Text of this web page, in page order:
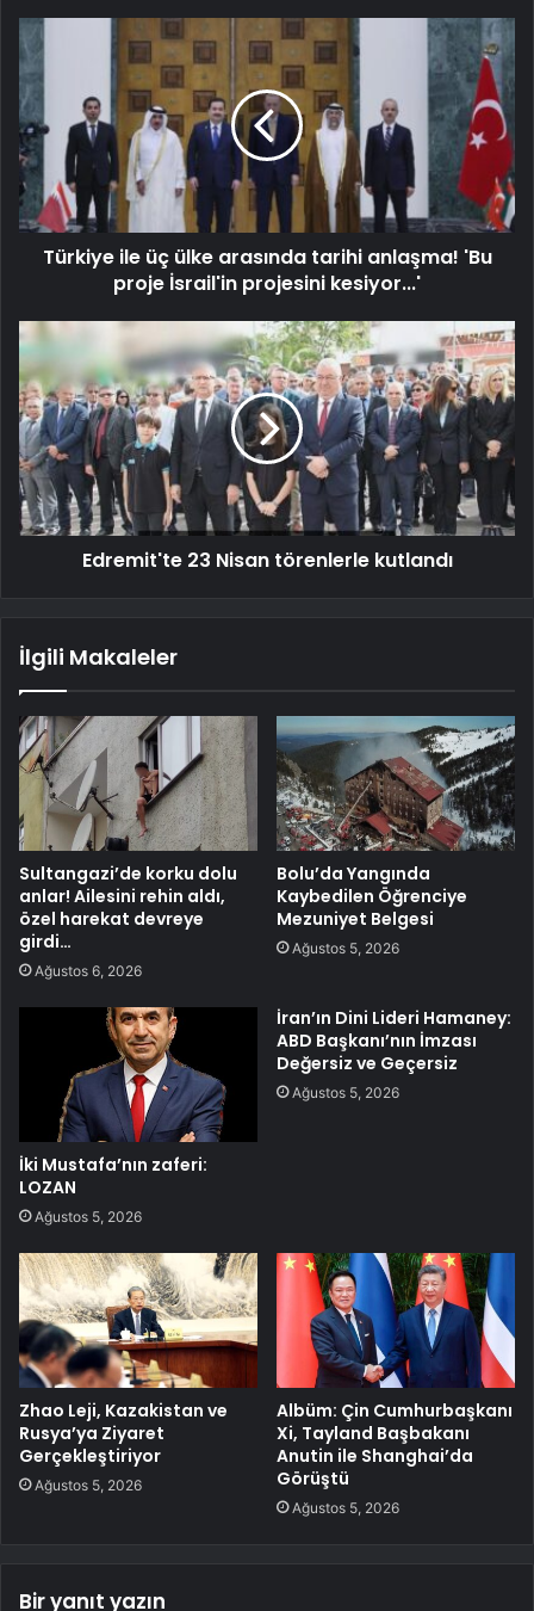
Türkiye ile üç ülke arasında tarihi anlaşma! 'Bu
proje İsrail'in projesini kesiyor...'
Edremit'te 23 Nisan törenlerle kutlandı
İlgili Makaleler
Sultangazi’de korku dolu
anlar! Ailesini rehin aldı,
özel harekat devreye
girdi…
Ağustos 6, 2026
Bolu’da Yangında
Kaybedilen Öğrenciye
Mezuniyet Belgesi
Ağustos 5, 2026
İki Mustafa’nın zaferi:
LOZAN
Ağustos 5, 2026
İran’ın Dini Lideri Hamaney:
ABD Başkanı’nın İmzası
Değersiz ve Geçersiz
Ağustos 5, 2026
Zhao Leji, Kazakistan ve
Rusya’ya Ziyaret
Gerçekleştiriyor
Ağustos 5, 2026
Albüm: Çin Cumhurbaşkanı
Xi, Tayland Başbakanı
Anutin ile Shanghai’da
Görüştü
Ağustos 5, 2026
Bir yanıt yazın